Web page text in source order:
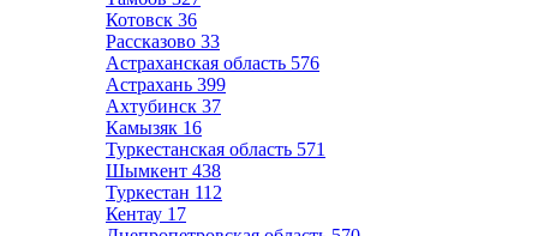
Котовск 36
Рассказово 33
Астраханская область 576
Астрахань 399
Ахтубинск 37
Камызяк 16
Туркестанская область 571
Шымкент 438
Туркестан 112
Кентау 17